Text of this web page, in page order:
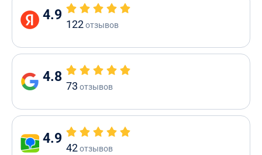
4.9
122отзывов
4.8
73 отзывов
4.9
42отзывов